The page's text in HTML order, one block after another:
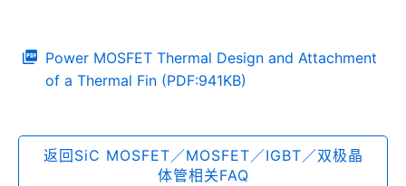
Power MOSFET Thermal Design and Attachment
of a Thermal Fin (PDF:941KB)
返回SiC MOSFET／MOSFET／IGBT／双极晶
体管相关FAQ